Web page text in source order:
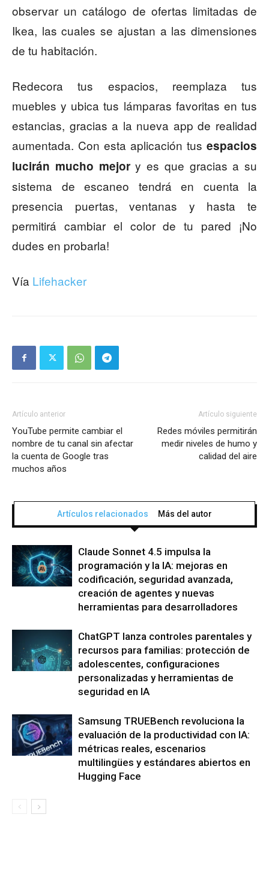
observar un catálogo de ofertas limitadas de
Ikea, las cuales se ajustan a las dimensiones
de tu habitación.
Redecora tus espacios, reemplaza tus
muebles y ubica tus lámparas favoritas en tus
estancias, gracias a la nueva app de realidad
aumentada. Con esta aplicación tus espacios
lucirán mucho mejory es que gracias a su
sistema de escaneo tendrá en cuenta la
presencia puertas, ventanas y hasta te
permitirá cambiar el color de tu pared ¡No
dudes en probarla!
Vía Lifehacker
Artículo anterior
YouTube permite cambiar el
nombre de tu canal sin afectar
la cuenta de Google tras
muchos años
Artículo siguiente
Redes móviles permitirán
medir niveles de humo y
calidad del aire
Artículos relacionados Más del autor
Claude Sonnet 4.5 impulsa la
programación y la IA: mejoras en
codificación, seguridad avanzada,
creación de agentes y nuevas
herramientas para desarrolladores
ChatGPT lanza controles parentales y
recursos para familias: protección de
adolescentes, configuraciones
personalizadas y herramientas de
seguridad en IA
Samsung TRUEBench revoluciona la
evaluación de la productividad con IA:
métricas reales, escenarios
multilingües y estándares abiertos en
Hugging Face